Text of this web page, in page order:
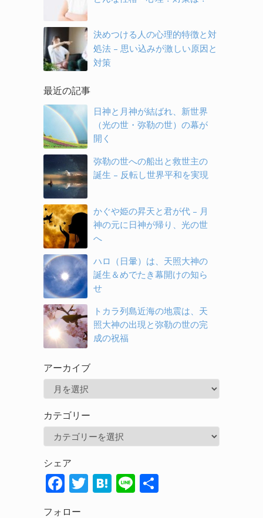
決めつける人の心理的特徴と対
処法 – 思い込みが激しい原因と
対策
最近の記事
日神と月神が結ばれ、新世界
（光の世・弥勒の世）の幕が
開く
弥勒の世への船出と救世主の
誕生 – 反転し世界平和を実現
かぐや姫の昇天と君が代 – 月
神の元に日神が帰り、光の世
へ
ハロ（日暈）は、天照大神の
誕生＆めでたき幕開けの知ら
せ
トカラ列島近海の地震は、天
照大神の出現と弥勒の世の完
成の祝福
アーカイブ
カ
カテゴリー
ゴ
リ
シェア
F T H Li
フォロー